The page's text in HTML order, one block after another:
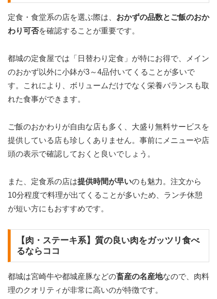
定食・食堂系の店を選ぶ際は、 おかずの品数とご飯のおか
わり可否を確認することが重要です。
都城の定食屋では「日替わり定食」が特にお得で、メイン
のおかず以外に小鉢が3～4品付いてくることが多いで
す。これにより、ボリュームだけでなく栄養バランスも取
れた食事ができます。
ご飯のおかわりが自由な店も多く、大盛り無料サービスを
提供している店も珍しくありません。事前にメニューや店
頭の表示で確認しておくと良いでしょう。
また、定食系の店は提供時間が早いのも魅力。注文から
10分程度で料理が出てくることが多いため、ランチ休憩
が短い方にもおすすめです。
【肉・ステーキ系】質の良い肉をガッツリ食べ
るならココ
都城は宮崎牛や都城産豚などの畜産の名産地なので、肉料
理のクオリティが非常に高いのが特徴です。